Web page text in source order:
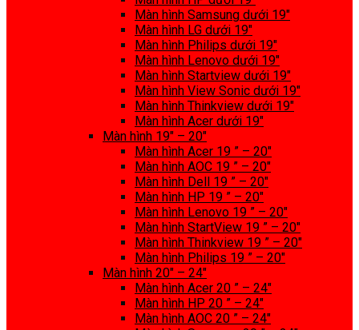
Màn hình Samsung dưới 19″
Màn hình LG dưới 19″
Màn hình Philips dưới 19″
Màn hình Lenovo dưới 19″
Màn hình Startview dưới 19″
Màn hình View Sonic dưới 19″
Màn hình Thinkview dưới 19″
Màn hình Acer dưới 19″
Màn hình 19″ – 20″
Màn hình Acer 19 ” – 20″
Màn hình AOC 19 ” – 20″
Màn hình Dell 19 ” – 20″
Màn hình HP 19 ” – 20″
Màn hình Lenovo 19 ” – 20″
Màn hình StartView 19 ” – 20″
Màn hình Thinkview 19 ” – 20″
Màn hình Philips 19 ” – 20″
Màn hình 20″ – 24″
Màn hình Acer 20 ” – 24″
Màn hình HP 20 ” – 24″
Màn hình AOC 20 ” – 24″